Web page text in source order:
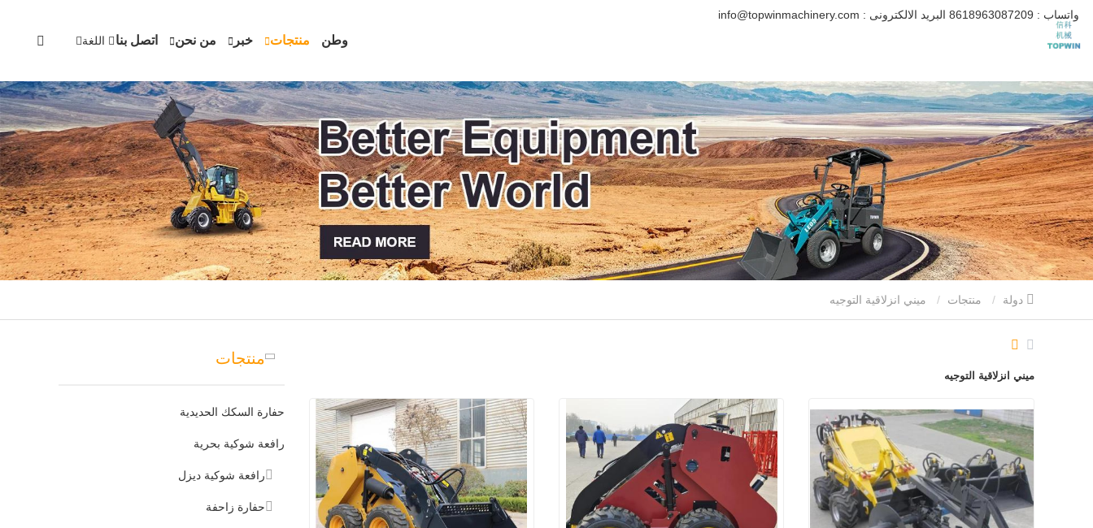
وطن منتجات خبر من نحن اتصل بنا
واتساب : البريد الالكترونى :
اللغة
منتجات
منتجات
حفارة السكك الحديدية
رافعة شوكية بحرية
رافعة شوكية ديزل
حفارة زاحفة
ميني انزلاقية التوجيه